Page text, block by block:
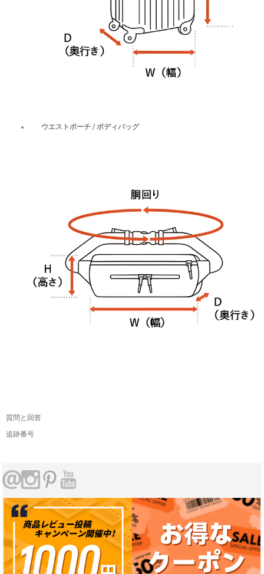
質問と回答
追跡番号
ウエストポーチ / ボディバッグ